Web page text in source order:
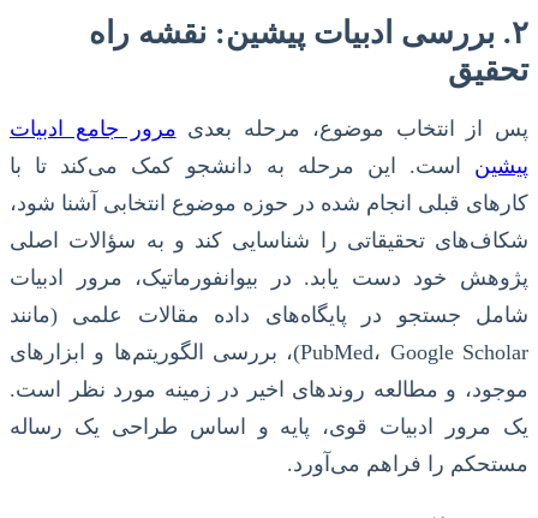
۲. بررسی ادبیات پیشین: نقشه راه
تحقیق
پس از انتخاب موضوع، مرحله بعدی مرور جامع ادبیات
پیشین است. این مرحله به دانشجو کمک می‌کند تا با
کارهای قبلی انجام شده در حوزه موضوع انتخابی آشنا شود،
شکاف‌های تحقیقاتی را شناسایی کند و به سؤالات اصلی
پژوهش خود دست یابد. در بیوانفورماتیک، مرور ادبیات
شامل جستجو در پایگاه‌های داده مقالات علمی (مانند
PubMed، Google Scholar)، بررسی الگوریتم‌ها و ابزارهای
موجود، و مطالعه روندهای اخیر در زمینه مورد نظر است.
یک مرور ادبیات قوی، پایه و اساس طراحی یک رساله
مستحکم را فراهم می‌آورد.